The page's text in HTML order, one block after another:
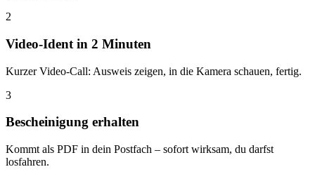
2
Video-Ident in 2 Minuten
Kurzer Video-Call: Ausweis zeigen, in die Kamera schauen, fertig.
3
Bescheinigung erhalten
Kommt als PDF in dein Postfach – sofort wirksam, du darfst
losfahren.